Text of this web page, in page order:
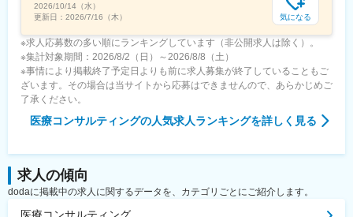
2026/10/14（水）
更新日： 2026/7/16（木） 気になる
※求人応募数の多い順にランキングしています（非公開求人は除く）。
※集計対象期間：2026/8/2（日）～2026/8/8（土）
※事情により掲載終了予定日よりも前に求人募集が終了していることもご
ざいます。その場合は当サイトから応募はできませんので、あらかじめご
了承ください。
医療コンサルティングの人気求人ランキングを詳しく見る
求人の傾向
dodaに掲載中の求人に関するデータを、カテゴリごとにご紹介します。